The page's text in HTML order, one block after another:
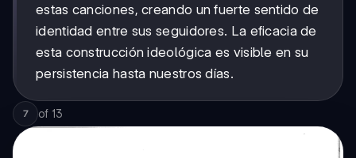
estas canciones, creando un fuerte sentido de
identidad entre sus seguidores. La eficacia de
esta construcción ideológica es visible en su
persistencia hasta nuestros días.
7 of 13